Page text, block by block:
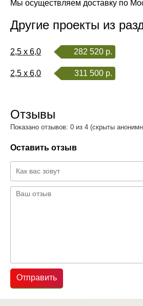
Мы осуществляем доставку по
Другие проекты из
2,5 x 6,0 282 520 р.
2,5 x 6,0 311 500 р.
Отзывы
Показано отзывов: 0 из 4 (скрыты
Оставить отзыв
Отправить